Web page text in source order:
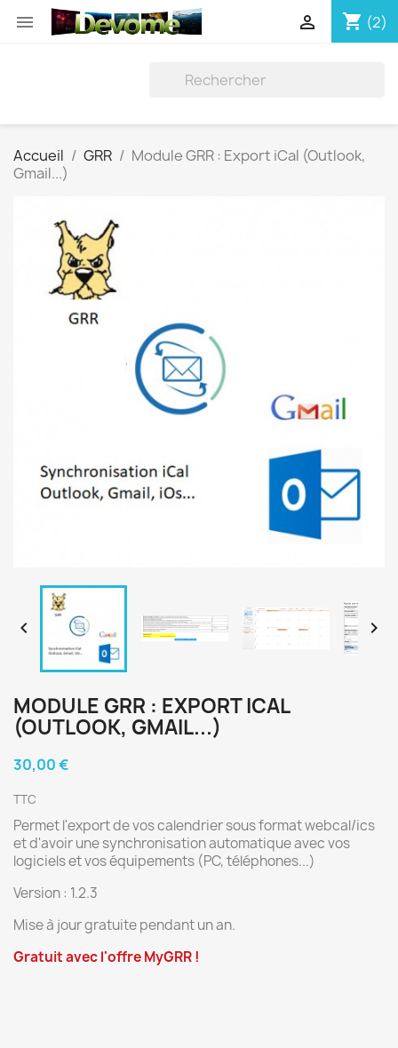
 shopping_cart (2)

Accueil GRR
Module GRR : Export iCal (Outlook,
Gmail...)
 
MODULE GRR : EXPORT ICAL
(OUTLOOK, GMAIL...)
30,00 €
TTC
Permet l'export de vos calendrier sous format webcal/ics
et d'avoir une synchronisation automatique avec vos
logiciels et vos équipements (PC, téléphones...)
Version : 1.2.3
Mise à jour gratuite pendant un an.
Gratuit avec l'offre MyGRR !